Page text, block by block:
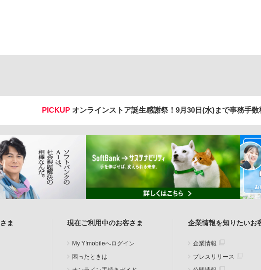
PICKUP オンラインストア誕生感謝祭！ 9月30日(水)まで事務手数
ま 現在ご利用中のお客さま
My Y!mobileへログイン
困ったときは
企業情報を知りたいお
企業情報
プレスリリース